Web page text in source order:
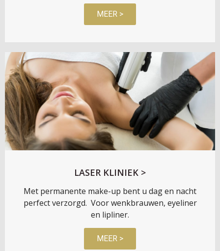
MEER >
LASER KLINIEK >
Met permanente make-up bent u dag en nacht
perfect verzorgd. Voor wenkbrauwen, eyeliner
en lipliner.
MEER >